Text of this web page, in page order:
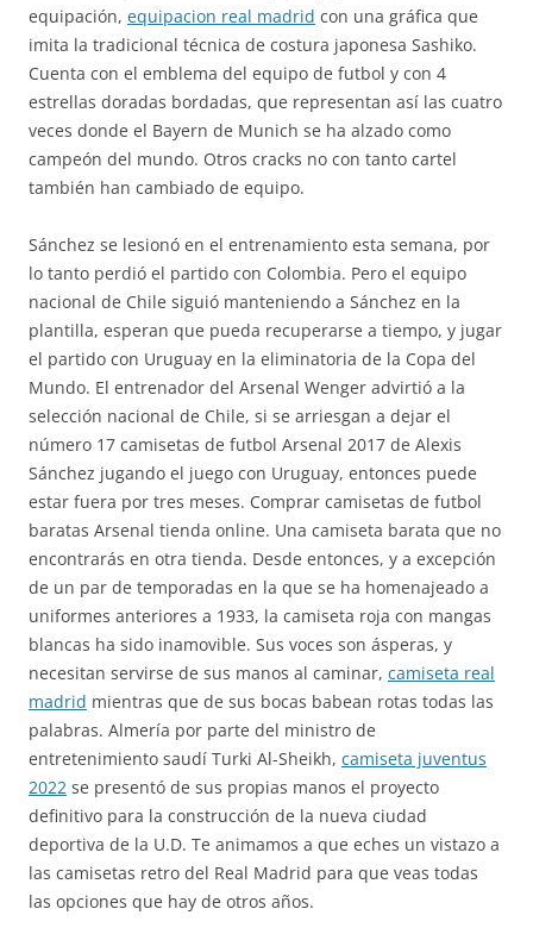
equipación, equipacion real madrid con una gráfica que
imita la tradicional técnica de costura japonesa Sashiko.
Cuenta con el emblema del equipo de futbol y con 4
estrellas doradas bordadas, que representan así las cuatro
veces donde el Bayern de Munich se ha alzado como
campeón del mundo. Otros cracks no con tanto cartel
también han cambiado de equipo.
Sánchez se lesionó en el entrenamiento esta semana, por
lo tanto perdió el partido con Colombia. Pero el equipo
nacional de Chile siguió manteniendo a Sánchez en la
plantilla, esperan que pueda recuperarse a tiempo, y jugar
el partido con Uruguay en la eliminatoria de la Copa del
Mundo. El entrenador del Arsenal Wenger advirtió a la
selección nacional de Chile, si se arriesgan a dejar el
número 17 camisetas de futbol Arsenal 2017 de Alexis
Sánchez jugando el juego con Uruguay, entonces puede
estar fuera por tres meses. Comprar camisetas de futbol
baratas Arsenal tienda online. Una camiseta barata que no
encontrarás en otra tienda. Desde entonces, y a excepción
de un par de temporadas en la que se ha homenajeado a
uniformes anteriores a 1933, la camiseta roja con mangas
blancas ha sido inamovible. Sus voces son ásperas, y
necesitan servirse de sus manos al caminar, camiseta real
madrid mientras que de sus bocas babean rotas todas las
palabras. Almería por parte del ministro de
entretenimiento saudí Turki Al-Sheikh, camiseta juventus
2022 se presentó de sus propias manos el proyecto
definitivo para la construcción de la nueva ciudad
deportiva de la U.D. Te animamos a que eches un vistazo a
las camisetas retro del Real Madrid para que veas todas
las opciones que hay de otros años.